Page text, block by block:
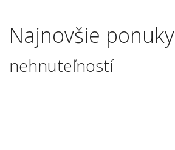
Najnovšie ponuky
nehnuteľností